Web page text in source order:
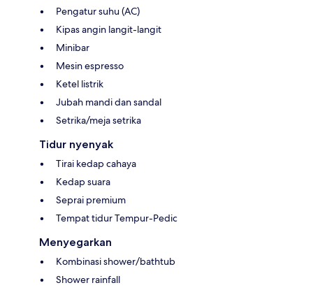
Pengatur suhu (AC)
Kipas angin langit-langit
Minibar
Mesin espresso
Ketel listrik
Jubah mandi dan sandal
Setrika/meja setrika
Tidur nyenyak
Tirai kedap cahaya
Kedap suara
Seprai premium
Tempat tidur Tempur-Pedic
Menyegarkan
Kombinasi shower/bathtub
Shower rainfall